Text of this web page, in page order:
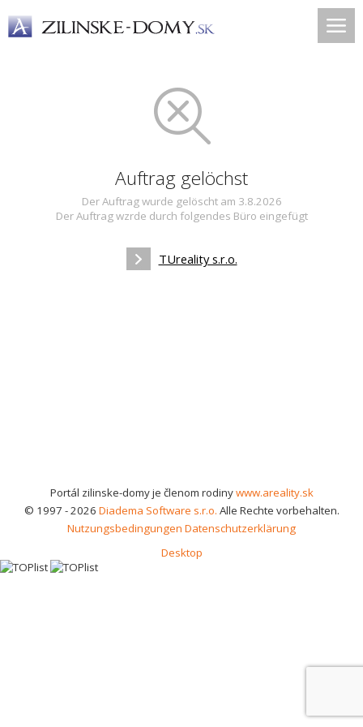
Auftrag gelöchst
Der Auftrag wurde gelöscht am 3.8.2026
Der Auftrag wzrde durch folgendes Büro eingefügt
TUreality s.r.o.
Portál zilinske-domy je členom rodinywww.areality.sk
© 1997 - 2026 Diadema Software s.r.o. Alle Rechte vorbehalten.
Nutzungsbedingungen Datenschutzerklärung
Desktop